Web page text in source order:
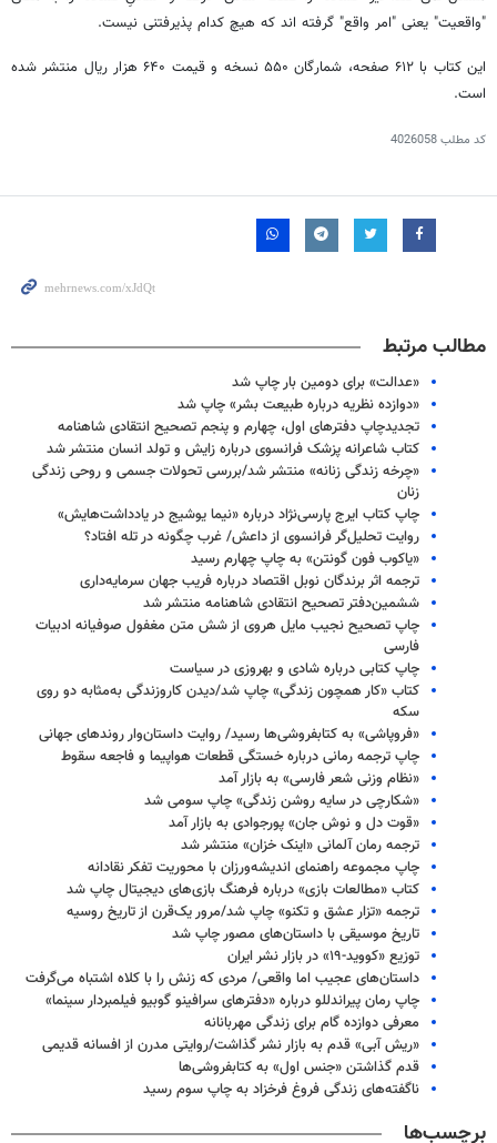
"واقعیت" یعنی "امر واقع" گرفته اند که هیچ کدام پذیرفتنی نیست.
این کتاب با ۶۱۲ صفحه، شمارگان ۵۵۰ نسخه و قیمت ۶۴۰ هزار ریال منتشر شده
است.
کد مطلب4026058
مطالب مرتبط
«عدالت» برای دومین بار چاپ شد
«دوازده نظریه درباره طبیعت بشر» چاپ شد
تجدیدچاپ دفترهای اول، چهارم و پنجم تصحیح انتقادی شاهنامه
کتاب شاعرانه پزشک فرانسوی درباره زایش و تولد انسان منتشر شد
«چرخه زندگی زنانه» منتشر شد/بررسی تحولات جسمی و روحی زندگی
زنان
چاپ کتاب ایرج پارسی‌نژاد درباره «نیما یوشیج در یادداشت‌هایش»
روایت تحلیل‌گر فرانسوی از داعش/ غرب چگونه در تله افتاد؟
«یاکوب فون گونتن» به چاپ چهارم رسید
ترجمه اثر برندگان نوبل اقتصاد درباره فریب جهان سرمایه‌داری
ششمین‌دفتر تصحیح انتقادی شاهنامه منتشر شد
چاپ تصحیح نجیب مایل هروی از شش متن مغفول صوفیانه ادبیات
فارسی
چاپ کتابی درباره شادی و بهروزی در سیاست
کتاب «کار همچون زندگی» چاپ شد/دیدن کاروزندگی به‌مثابه دو روی
سکه
«فروپاشی» به کتابفروشی‌ها رسید/ روایت داستان‌وار روندهای جهانی
چاپ ترجمه رمانی درباره خستگی قطعات هواپیما و فاجعه سقوط
«نظام وزنی شعر فارسی» به بازار آمد
«شکارچی در سایه روشن زندگی» چاپ سومی شد
«قوت دل و نوش جان» پورجوادی به بازار آمد
ترجمه رمان آلمانی «اینک خزان» منتشر شد
چاپ مجموعه راهنمای اندیشه‌ورزان با محوریت تفکر نقادانه
کتاب «مطالعات بازی» درباره فرهنگ بازی‌های دیجیتال چاپ شد
ترجمه «تزار عشق و تکنو» چاپ شد/مرور یک‌قرن از تاریخ روسیه
تاریخ موسیقی با داستان‌های مصور چاپ شد
توزیع «کووید-۱۹» در بازار نشر ایران
داستان‌های عجیب اما واقعی/ مردی که زنش را با کلاه اشتباه می‌گرفت
چاپ رمان پیراندللو درباره «دفترهای سرافینو گوبیو فیلمبردار سینما»
معرفی دوازده گام برای زندگی مهربانانه
«ریش آبی» قدم به بازار نشر گذاشت/روایتی مدرن از افسانه قدیمی
قدم گذاشتن «جنس اول» به کتابفروشی‌ها
ناگفته‌های زندگی فروغ فرخزاد به چاپ سوم رسید
برچسب‌ها